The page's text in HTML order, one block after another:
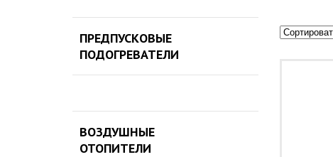
ПРЕДПУСКОВЫЕ
ПОДОГРЕВАТЕЛИ
ВОЗДУШНЫЕ
ОТОПИТЕЛИ